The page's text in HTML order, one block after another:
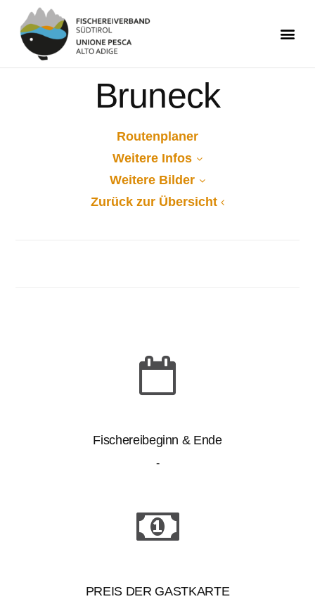
Bruneck
Routenplaner
Weitere Infos
Weitere Bilder
Zurück zur Übersicht
Fischereibeginn & Ende
-
PREIS DER GASTKARTE